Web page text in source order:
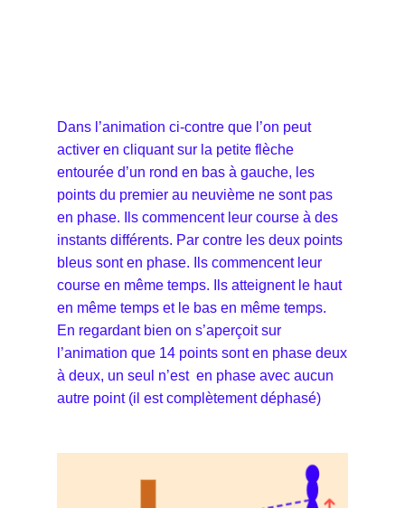
Dans l’animation ci-contre que l’on peut
activer en cliquant sur la petite flèche
entourée d’un rond en bas à gauche, les
points du premier au neuvième ne sont pas
en phase. Ils commencent leur course à des
instants différents. Par contre les deux points
bleus sont en phase. Ils commencent leur
course en même temps. Ils atteignent le haut
en même temps et le bas en même temps.
En regardant bien on s’aperçoit sur
l’animation que 14 points sont en phase deux
à deux, un seul n’est en phase avec aucun
autre point (il est complètement déphasé)